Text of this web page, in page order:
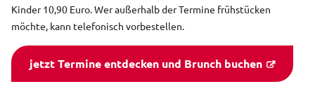
Kinder 10,90 Euro. Wer außerhalb der Termine frühstücken
möchte, kann telefonisch vorbestellen.
jetzt Termine entdecken und Brunch buchen